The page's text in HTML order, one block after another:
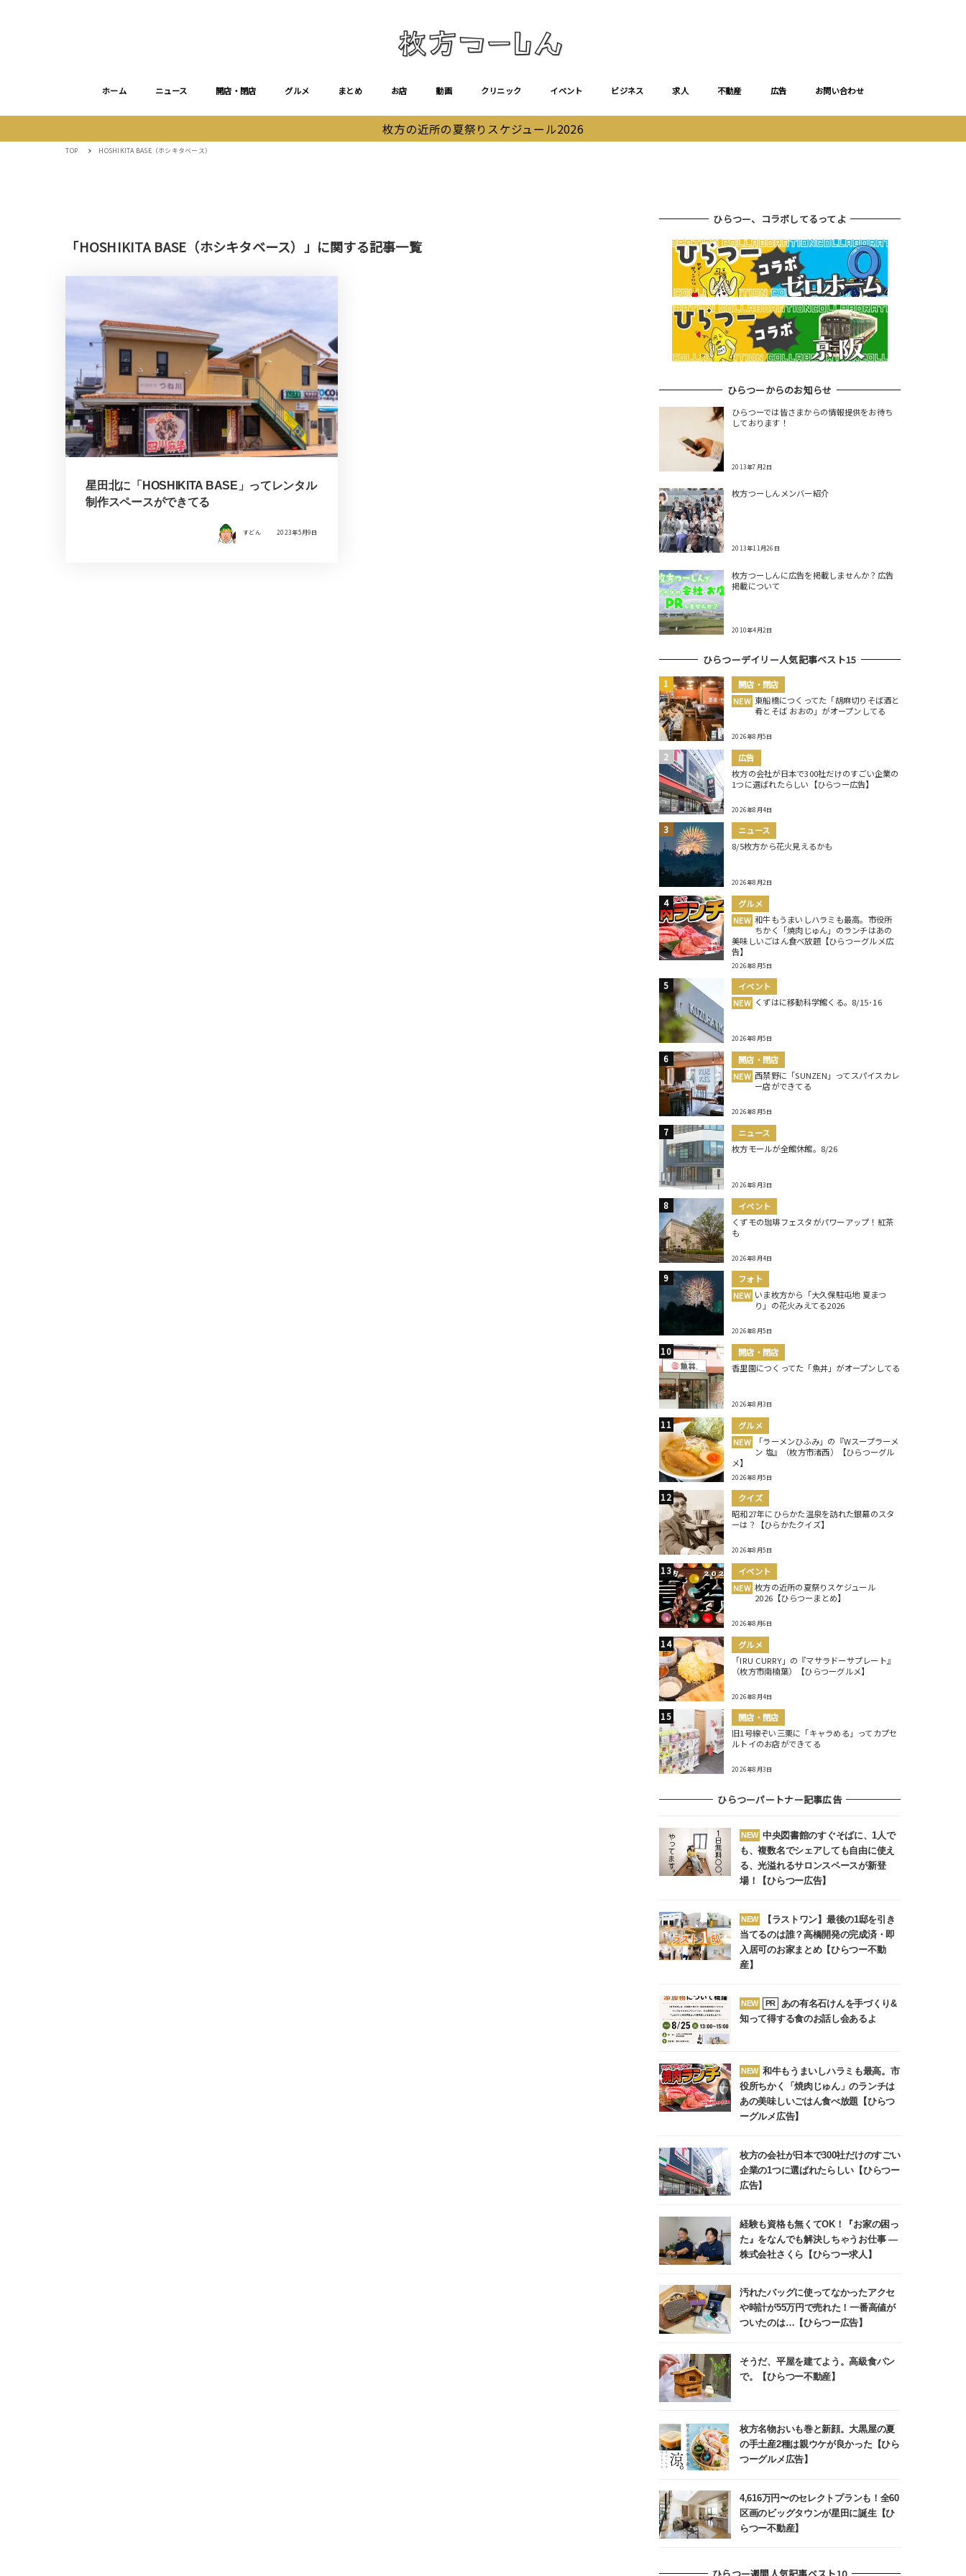
ホーム ニュース 開店・閉店 グルメ まとめ お店 動画 クリニック イベント ビジネス 求人 不動産 広告 お問い合わせ
枚方の近所の夏祭りスケジュール2026
TOP HOSHIKITA BASE（ホシキタベース）
「HOSHIKITA BASE（ホシキタベース）」に関する記事一覧
星田北に「HOSHIKITA BASE」ってレンタル
制作スペースができてる
すどん 2023年5月9日
ひらつー、コラボしてるってよ
ひらつーからのお知らせ
ひらつーでは皆さまからの情報提供をお待ち
しております！
2013年7月2日
枚方つーしんメンバー紹介
2013年11月26日
枚方つーしんに広告を掲載しませんか？広告
掲載について
2010年4月2日
ひらつーデイリー人気記事ベスト15
開店・閉店
NEW 東船橋につくってた「胡麻切りそば酒と
肴とそば おおの」がオープンしてる
2026年8月5日
広告
枚方の会社が日本で300社だけのすごい企業の
1つに選ばれたらしい【ひらつー広告】
2026年8月4日
ニュース
8/5枚方から花火見えるかも
2026年8月2日
グルメ
NEW 和牛もうまいしハラミも最高。市役所
ちかく「焼肉じゅん」のランチはあの
美味しいごはん食べ放題【ひらつーグルメ広
告】
2026年8月5日
イベント
NEW くずはに移動科学館くる。8/15･16
2026年8月5日
開店・閉店
NEW 西禁野に「SUNZEN」ってスパイスカレ
ー店ができてる
2026年8月5日
ニュース
枚方モールが全館休館。8/26
2026年8月3日
イベント
くずモの珈琲フェスタがパワーアップ！紅茶
も
2026年8月4日
フォト
NEW いま枚方から「大久保駐屯地 夏まつ
り」の花火みえてる2026
2026年8月5日
開店・閉店
香里園につくってた「魚丼」がオープンしてる
2026年8月3日
グルメ
NEW
「ラーメンひふみ」の『Wスープラーメ
ン 塩』（枚方市渚西）【ひらつーグル
メ】
2026年8月5日
クイズ
昭和27年にひらかた温泉を訪れた銀幕のスタ
ーは？【ひらかたクイズ】
2026年8月5日
イベント
NEW 枚方の近所の夏祭りスケジュール
2026【ひらつーまとめ】
2026年8月6日
グルメ
「IRU CURRY」の『マサラドーサプレート』
（枚方市南楠葉）【ひらつーグルメ】
2026年8月4日
開店・閉店
旧1号線ぞい三栗に「キャラめる」ってカプセ
ルトイのお店ができてる
2026年8月3日
ひらつーパートナー記事広告
NEW 中央図書館のすぐそばに、1人で
も、複数名でシェアしても自由に使え
る、光溢れるサロンスペースが新登
場！【ひらつー広告】
NEW
【ラストワン】最後の1邸を引き
当てるのは誰？高橋開発の完成済・即
入居可のお家まとめ【ひらつー不動
産】
NEW PR
あの有名石けんを手づくり&
知って得する食のお話し会あるよ
NEW 和牛もうまいしハラミも最高。市
役所ちかく「焼肉じゅん」のランチは
あの美味しいごはん食べ放題【ひらつ
ーグルメ広告】
枚方の会社が日本で300社だけのすごい
企業の1つに選ばれたらしい【ひらつー
広告】
経験も資格も無くてOK！『お家の困っ
た』をなんでも解決しちゃうお仕事 ―
株式会社さくら【ひらつー求人】
汚れたバッグに使ってなかったアクセ
や時計が55万円で売れた！一番高値が
ついたのは…【ひらつー広告】
そうだ、平屋を建てよう。高級食パン
で。【ひらつー不動産】
枚方名物おいも巻と新顔。大黒屋の夏
の手土産2種は親ウケが良かった【ひら
つーグルメ広告】
4,616万円〜のセレクトプランも！全60
区画のビッグタウンが星田に誕生【ひ
らつー不動産】